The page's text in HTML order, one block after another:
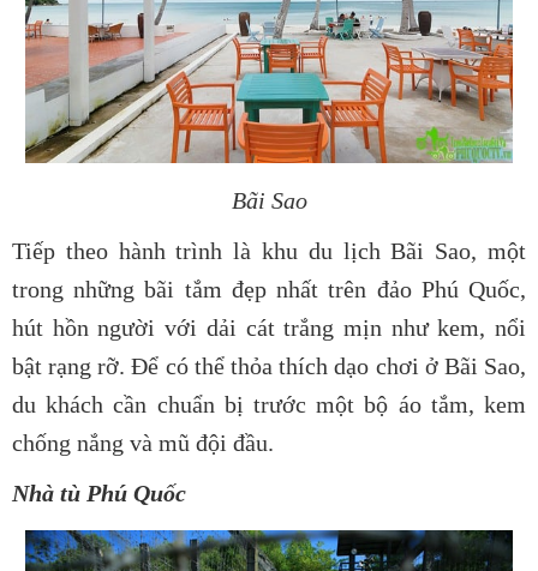
Bãi Sao
Tiếp theo hành trình là khu du lịch Bãi Sao, một
trong những bãi tắm đẹp nhất trên đảo Phú Quốc,
hút hồn người với dải cát trắng mịn như kem, nổi
bật rạng rỡ. Để có thể thỏa thích dạo chơi ở Bãi Sao,
du khách cần chuẩn bị trước một bộ áo tắm, kem
chống nắng và mũ đội đầu.
Nhà tù Phú Quốc